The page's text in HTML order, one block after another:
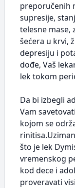
preporučenih
supresije,
telesne mase,
šećera u krvi,
depresiju i
dođe, Vaš
lek tokom
Da bi izbegli
Vam
kojom se
što je lek
vremenskog
kod dece i
proveravati